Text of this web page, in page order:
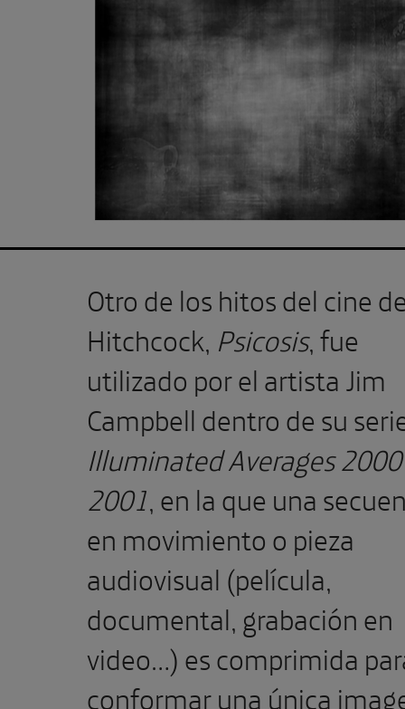
Otro de los hitos del cine
Hitchcock, Psicosis, fue
utilizado por el artista Jim
Campbell dentro de su
Illuminated Averages
2001, en la que una
en movimiento o pieza
audiovisual (película,
documental, grabación en
video…) es comprimida
conformar una única